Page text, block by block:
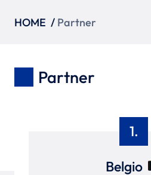
HOME / Partner
Partner
1.
Belgio